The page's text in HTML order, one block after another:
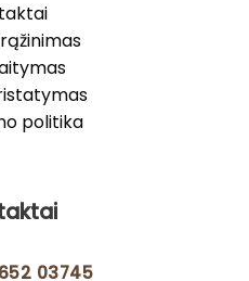
politika
03745